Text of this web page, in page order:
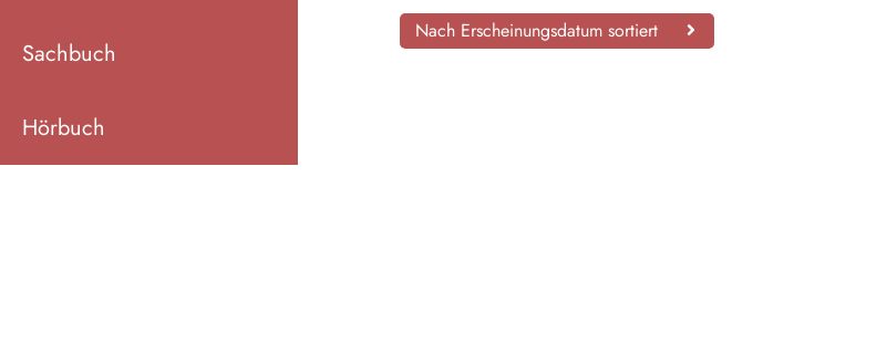
Sachbuch
Hörbuch
Nach Erscheinungsdatum sortiert